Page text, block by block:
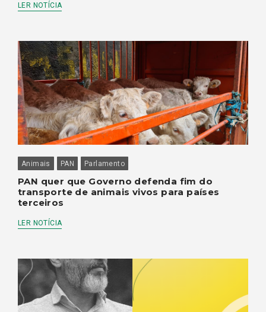
LER NOTÍCIA
Animais PAN Parlamento
PAN quer que Governo defenda fim do
transporte de animais vivos para países
terceiros
LER NOTÍCIA